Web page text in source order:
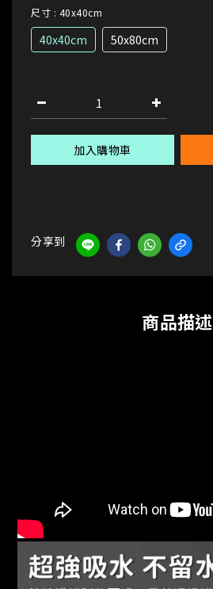
尺寸 : 40x40cm
40x40cm 50x80cm
加入購物車
分享到
商品描述